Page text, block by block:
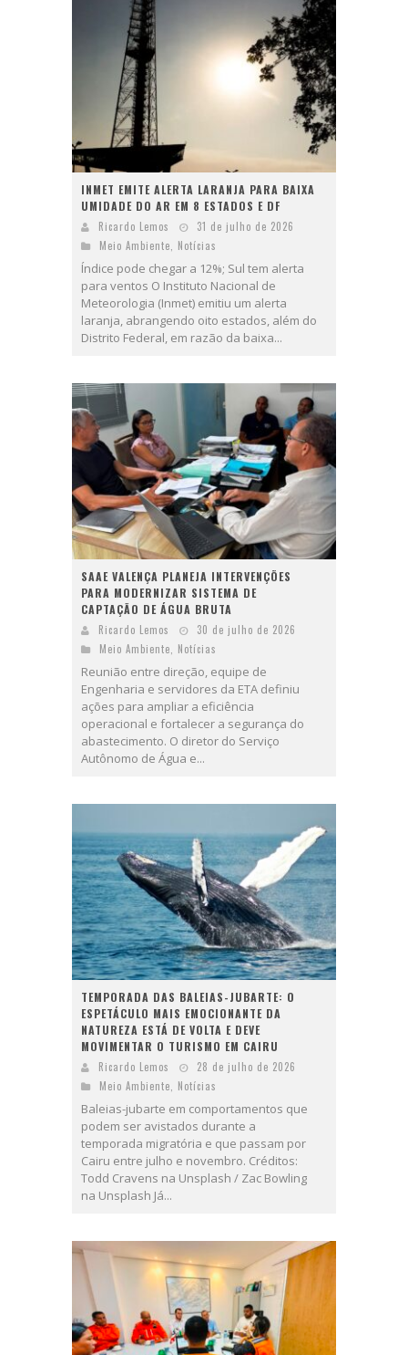
INMET EMITE ALERTA LARANJA PARA BAIXA
UMIDADE DO AR EM 8 ESTADOS E DF
Ricardo Lemos
31 de julho de 2026
Meio Ambiente
Notícias
Índice pode chegar a 12%; Sul tem alerta
para ventos O Instituto Nacional de
Meteorologia (Inmet) emitiu um alerta
laranja, abrangendo oito estados, além do
Distrito Federal, em razão da baixa...
SAAE VALENÇA PLANEJA INTERVENÇÕES
PARA MODERNIZAR SISTEMA DE
CAPTAÇÃO DE ÁGUA BRUTA
Ricardo Lemos
30 de julho de 2026
Meio Ambiente
Notícias
Reunião entre direção, equipe de
Engenharia e servidores da ETA definiu
ações para ampliar a eficiência
operacional e fortalecer a segurança do
abastecimento. O diretor do Serviço
Autônomo de Água e...
TEMPORADA DAS BALEIAS-JUBARTE: O
ESPETÁCULO MAIS EMOCIONANTE DA
NATUREZA ESTÁ DE VOLTA E DEVE
MOVIMENTAR O TURISMO EM CAIRU
Ricardo Lemos
28 de julho de 2026
Meio Ambiente, Notícias
Baleias-jubarte em comportamentos que
podem ser avistados durante a
temporada migratória e que passam por
Cairu entre julho e novembro. Créditos:
Todd Cravens na Unsplash / Zac Bowling
na Unsplash Já...